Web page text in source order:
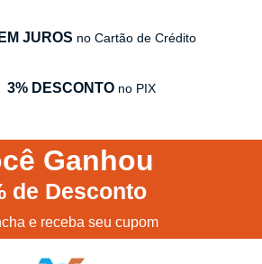
JUROS no Cartão de Crédito
3% DESCONTO no PIX
Ganhou
de Desconto
e receba seu cupom